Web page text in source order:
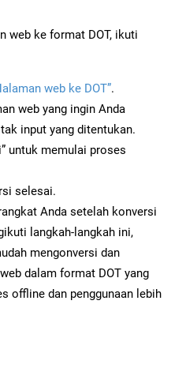
web ke format DOT, ikuti
web ke DOT”.
web yang ingin Anda
input yang ditentukan.
untuk memulai proses
selesai.
Anda setelah konversi
langkah-langkah ini,
mengonversi dan
dalam format DOT yang
offline dan penggunaan lebih